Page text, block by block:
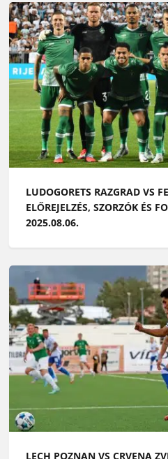
LUDOGORETS RAZGRAD VS
ELŐREJELZÉS, SZORZÓK ÉS
2025.08.06.
LECH POZNAN VS CRVENA